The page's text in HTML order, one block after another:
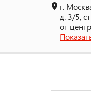
г.
д. 3/5,
от